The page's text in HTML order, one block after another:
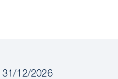
12/2026